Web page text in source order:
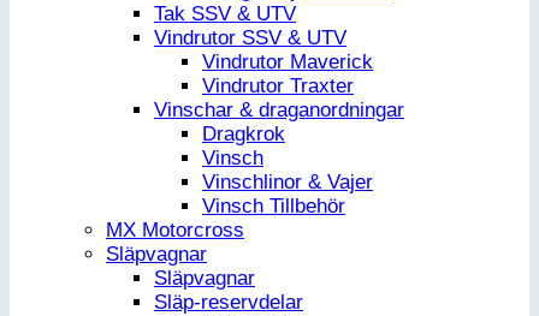
Tak SSV & UTV
Vindrutor SSV & UTV
Vindrutor Maverick
Vindrutor Traxter
Vinschar & draganordningar
Dragkrok
Vinsch
Vinschlinor & Vajer
Vinsch Tillbehör
MX Motorcross
Släpvagnar
Släpvagnar
Släp-reservdelar